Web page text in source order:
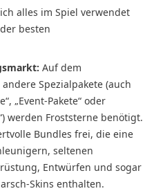
alles im Spiel verwendet
besten
Auf dem
Spezialpakete (auch
„Event-Pakete“ oder
werden Froststerne benötigt.
Bundles frei, die eine
seltenen
Entwürfen und sogar
Skins enthalten.